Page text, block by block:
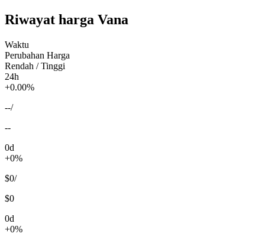
Riwayat harga Vana
Waktu
Perubahan Harga
Rendah / Tinggi
24h
+0.00%
--/
--
0d
+0%
$0/
$0
0d
+0%